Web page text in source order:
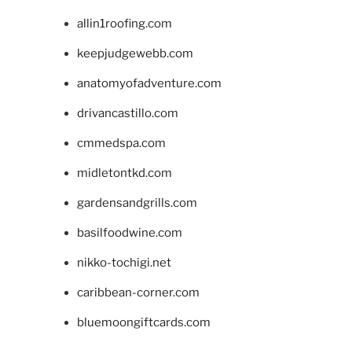
allin1roofing.com
keepjudgewebb.com
anatomyofadventure.com
drivancastillo.com
cmmedspa.com
midletontkd.com
gardensandgrills.com
basilfoodwine.com
nikko-tochigi.net
caribbean-corner.com
bluemoongiftcards.com